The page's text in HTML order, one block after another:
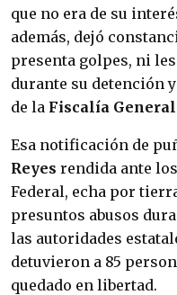
que no era de su
además, dejó
presenta golpes, ni
durante su detención
de la Fiscalía General
Esa notificación de
Reyes rendida ante
Federal, echa por
presuntos abusos
las autoridades
detuvieron a 85
quedado en libertad.